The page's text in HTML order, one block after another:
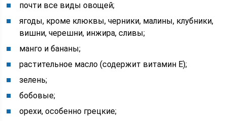
почти все виды овощей;
ягоды, кроме клюквы, черники, малины, клубники,
вишни, черешни, инжира, сливы;
манго и бананы;
растительное масло (содержит витамин Е);
зелень;
бобовые;
орехи, особенно грецкие;